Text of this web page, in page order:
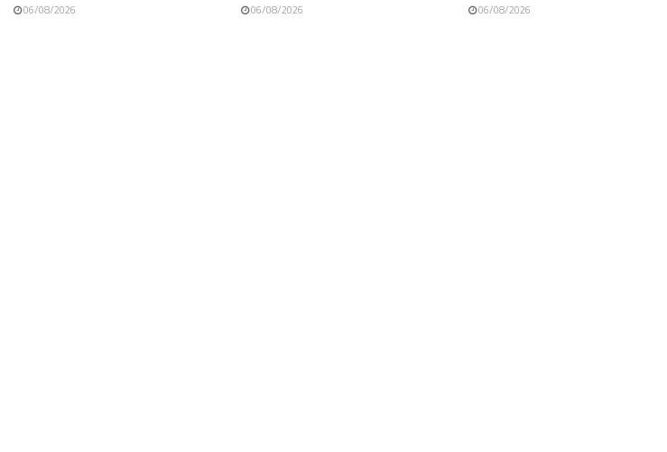
06/08/2026 06/08/2026 06/08/2026